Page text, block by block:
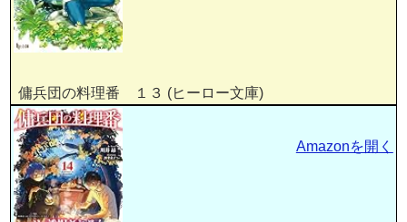
傭兵団の料理番 １３ (ヒーロー文庫)
Amazonを開く